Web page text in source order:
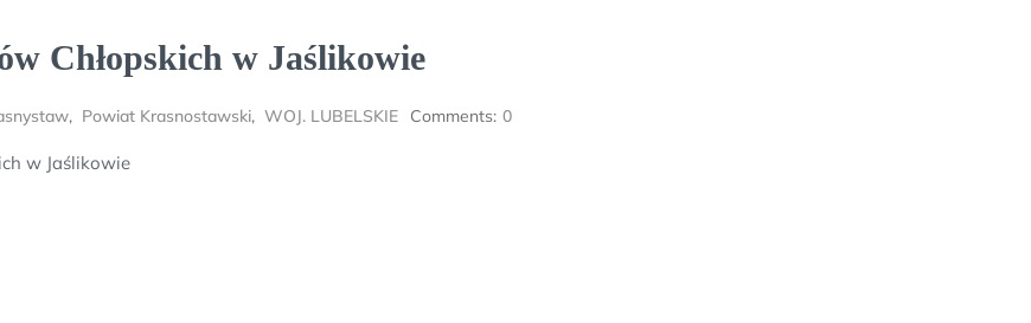
Chłopskich w Jaślikowie
, Powiat Krasnostawski, WOJ. LUBELSKIE Comments: 0
w Jaślikowie